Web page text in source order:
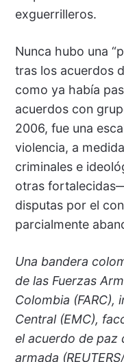
exguerrilleros.
Nunca hubo una
tras los acuerdos
como ya había
acuerdos con
2006, fue una
violencia, a
criminales e
otras
disputas por el
parcialmente
Una bandera
de las Fuerzas
Colombia (FARC),
Central (EMC),
el acuerdo de paz
armada